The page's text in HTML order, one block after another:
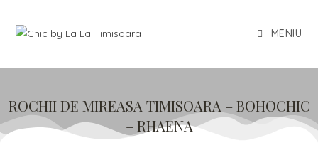
MENIU
ROCHII DE MIREASA TIMISOARA – BOHOCHIC
– RHAENA